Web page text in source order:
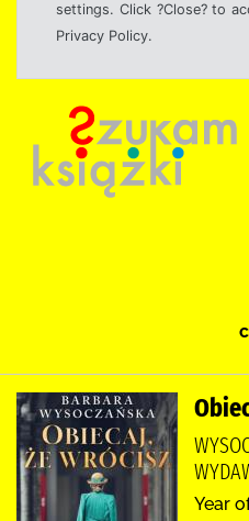
settings. Click ?Close? to
Privacy Policy.
Year